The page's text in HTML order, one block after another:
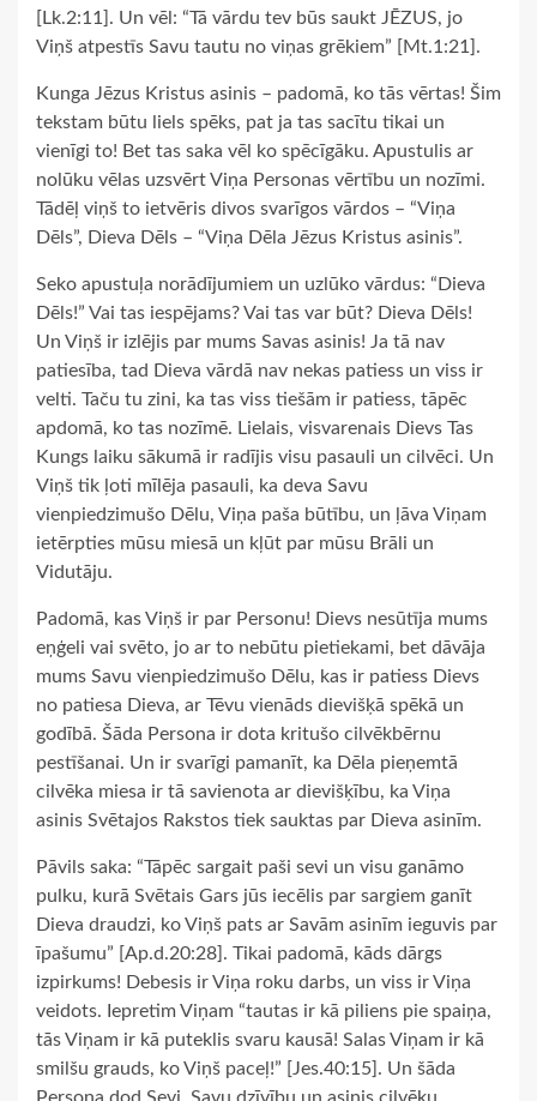
[Lk.2:11]. Un vēl: “Tā vārdu tev būs saukt JĒZUS, jo
Viņš atpestīs Savu tautu no viņas grēkiem” [Mt.1:21].
Kunga Jēzus Kristus asinis – padomā, ko tās vērtas! Šim
tekstam būtu liels spēks, pat ja tas sacītu tikai un
vienīgi to! Bet tas saka vēl ko spēcīgāku. Apustulis ar
nolūku vēlas uzsvērt Viņa Personas vērtību un nozīmi.
Tādēļ viņš to ietvēris divos svarīgos vārdos – “Viņa
Dēls”, Dieva Dēls – “Viņa Dēla Jēzus Kristus asinis”.
Seko apustuļa norādījumiem un uzlūko vārdus: “Dieva
Dēls!” Vai tas iespējams? Vai tas var būt? Dieva Dēls!
Un Viņš ir izlējis par mums Savas asinis! Ja tā nav
patiesība, tad Dieva vārdā nav nekas patiess un viss ir
velti. Taču tu zini, ka tas viss tiešām ir patiess, tāpēc
apdomā, ko tas nozīmē. Lielais, visvarenais Dievs Tas
Kungs laiku sākumā ir radījis visu pasauli un cilvēci. Un
Viņš tik ļoti mīlēja pasauli, ka deva Savu
vienpiedzimušo Dēlu, Viņa paša būtību, un ļāva Viņam
ietērpties mūsu miesā un kļūt par mūsu Brāli un
Vidutāju.
Padomā, kas Viņš ir par Personu! Dievs nesūtīja mums
eņģeli vai svēto, jo ar to nebūtu pietiekami, bet dāvāja
mums Savu vienpiedzimušo Dēlu, kas ir patiess Dievs
no patiesa Dieva, ar Tēvu vienāds dievišķā spēkā un
godībā. Šāda Persona ir dota kritušo cilvēkbērnu
pestīšanai. Un ir svarīgi pamanīt, ka Dēla pieņemtā
cilvēka miesa ir tā savienota ar dievišķību, ka Viņa
asinis Svētajos Rakstos tiek sauktas par Dieva asinīm.
Pāvils saka: “Tāpēc sargait paši sevi un visu ganāmo
pulku, kurā Svētais Gars jūs iecēlis par sargiem ganīt
Dieva draudzi, ko Viņš pats ar Savām asinīm ieguvis par
īpašumu” [Ap.d.20:28]. Tikai padomā, kāds dārgs
izpirkums! Debesis ir Viņa roku darbs, un viss ir Viņa
veidots. Iepretim Viņam “tautas ir kā piliens pie spaiņa,
tās Viņam ir kā puteklis svaru kausā! Salas Viņam ir kā
smilšu grauds, ko Viņš paceļ!” [Jes.40:15]. Un šāda
Persona dod Sevi, Savu dzīvību un asinis cilvēku